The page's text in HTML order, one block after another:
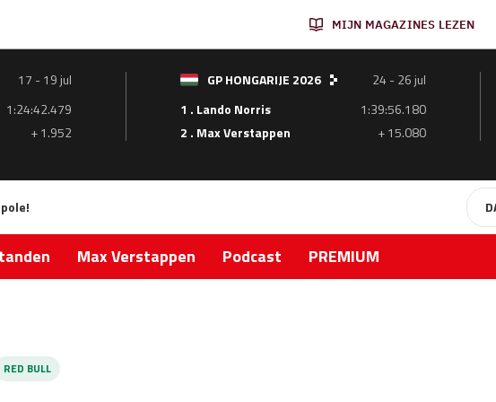
MIJN MAGAZINES LEZEN
17 - 19 jul
1:24:42.479
+ 1.952
GP HONGARIJE 2026
24 - 26 jul
1 . Lando Norris
1:39:56.180
2 . Max Verstappen
+ 15.080
Max Verstappen Podcast PREMIUM
RED BULL